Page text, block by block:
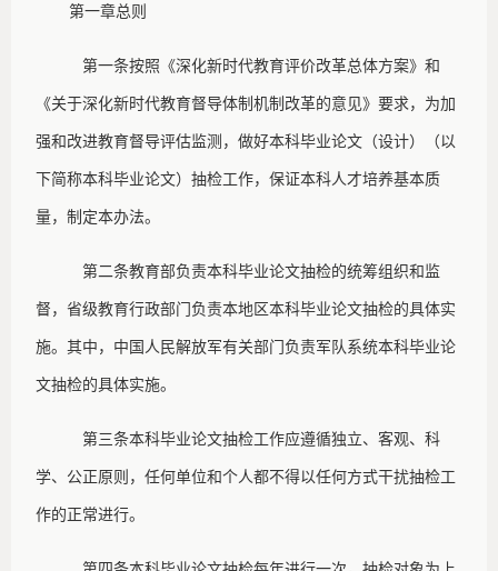
第一章总则
第一条按照《深化新时代教育评价改革总体方案》和
《关于深化新时代教育督导体制机制改革的意见》要求，为加
强和改进教育督导评估监测，做好本科毕业论文（设计）（以
下简称本科毕业论文）抽检工作，保证本科人才培养基本质
量，制定本办法。
第二条教育部负责本科毕业论文抽检的统筹组织和监
督，省级教育行政部门负责本地区本科毕业论文抽检的具体实
施。其中，中国人民解放军有关部门负责军队系统本科毕业论
文抽检的具体实施。
第三条本科毕业论文抽检工作应遵循独立、客观、科
学、公正原则，任何单位和个人都不得以任何方式干扰抽检工
作的正常进行。